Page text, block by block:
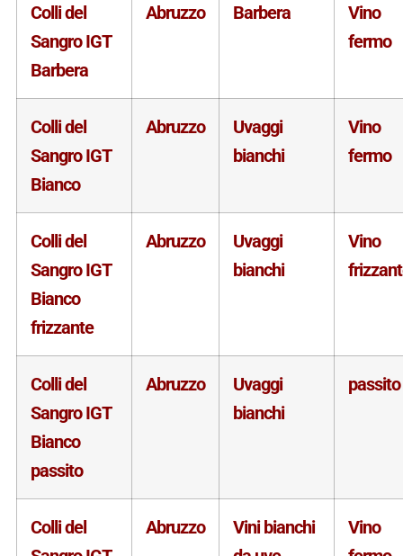
Colli del
Sangro IGT
Barbera
Abruzzo Barbera
Vino
fermo
Colli del
Sangro IGT
Bianco
Abruzzo
Uvaggi
bianchi
Vino
fermo
Colli del
Sangro IGT
Bianco
frizzante
Abruzzo
Uvaggi
bianchi
Vino
Colli del
Sangro IGT
Bianco
passito
Abruzzo
Uvaggi
bianchi
passito
Colli del
Abruzzo
Vini bianchi
Vino